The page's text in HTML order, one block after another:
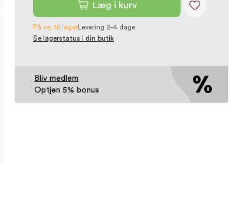
Læg i kurv
På vej til lager Levering 2-4 dage
Se lagerstatus i din butik
Bliv medlem
Optjen 5% bonus